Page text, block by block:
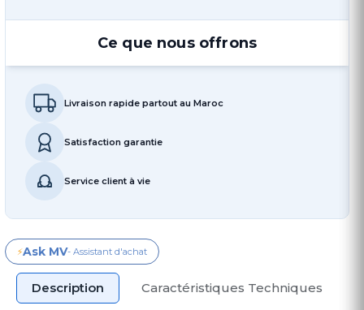
Ce que nous offrons
Livraison rapide partout au Maroc
Satisfaction garantie
Service client à vie
⚡Ask MV- Assistant d'achat
Description
Caractéristiques Techniques